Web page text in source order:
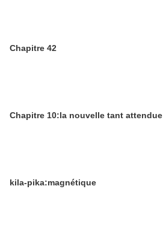
Chapitre 42
Chapitre 10:la nouvelle tant attendue
kila-pika:magnétique